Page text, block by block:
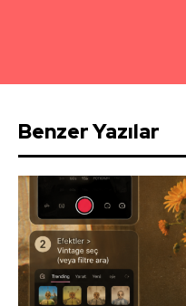
Benzer Yazılar